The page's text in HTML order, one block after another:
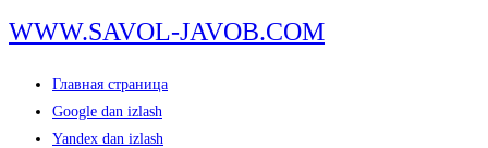
Перейти
к
содержимому
WWW.SAVOL-JAVOB.COM
Главная страница
Google dan izlash
Yandex dan izlash